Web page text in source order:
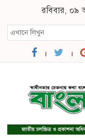
রবিবার, ০৯